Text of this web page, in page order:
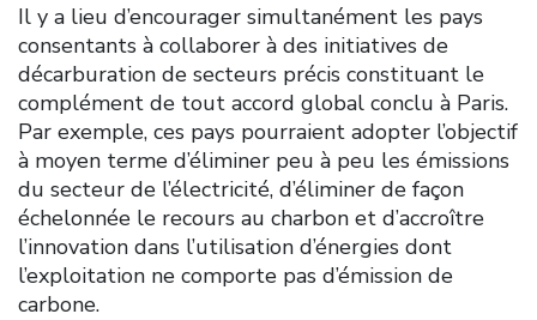
Il y a lieu d’encourager simultanément les pays
consentants à collaborer à des initiatives de
décarburation de secteurs précis constituant le
complément de tout accord global conclu à Paris.
Par exemple, ces pays pourraient adopter l’objectif
à moyen terme d’éliminer peu à peu les émissions
du secteur de l’électricité, d’éliminer de façon
échelonnée le recours au charbon et d’accroître
l’innovation dans l’utilisation d’énergies dont
l’exploitation ne comporte pas d’émission de
carbone.